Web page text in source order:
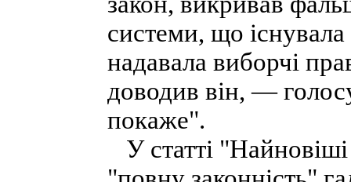
системи, що існувала
надавала виборчі
доводив він, —
покаже".
У статті